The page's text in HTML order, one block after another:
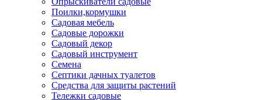
Поилки,кормушки
Садовая мебель
Садовые дорожки
Садовый декор
Садовый инструмент
Семена
Септики дачных туалетов
Средства для защиты растений
Тележки садовые